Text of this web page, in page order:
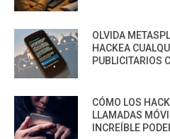
OLVIDA
HACKEA
PUBLICITARIOS
CÓMO LOS
LLAMADAS
INCREÍBLE